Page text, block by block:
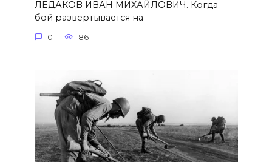
ЛЕДАКОВ ИВАН МИХАЙЛОВИЧ. Когда
бой развертывается на
0 86